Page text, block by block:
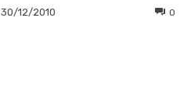
30/12/2010 0